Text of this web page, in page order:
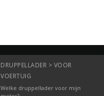
DRUPPELLADER > VOOR
VOERTUIG
Welke druppellader voor mijn